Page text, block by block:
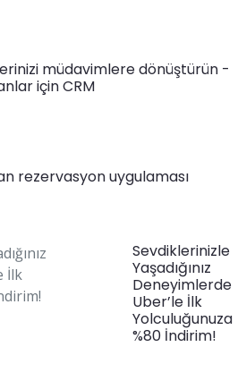
müdavimlere dönüştürün -
için CRM
rezervasyon uygulaması
Sevdiklerinizle
Yaşadığınız
Deneyimlerde
Uber’le İlk
Yolculuğunuza
%80 İndirim!